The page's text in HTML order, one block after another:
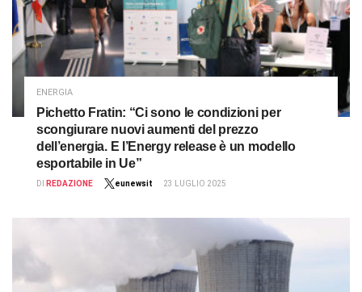
ENERGIA
Pichetto Fratin: “Ci sono le condizioni per
scongiurare nuovi aumenti del prezzo
dell’energia. E l’Energy release è un modello
esportabile in Ue”
DI REDAZIONE eunewsit 23 LUGLIO 2025